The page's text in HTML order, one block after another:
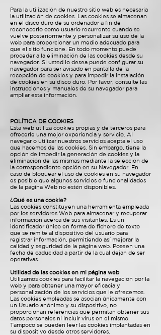
Para la utilización de nuestro sitio web es necesaria
la utilización de cookies. Las cookies se almacenan
en el disco duro de su ordenador a fin de
reconocerlo como usuario recurrente cuando se
vuelve posteriormente y personalizar su uso de la
web para proporcionar un medio adecuado para
que el sitio funcione. En todo momento puede
proceder a la eliminación de las cookies desde su
navegador. Si usted lo desea puede configurar su
navegador para ser avisado en pantalla de la
recepción de cookies y para impedir la instalación
de cookies en su disco duro. Por favor, consulte las
instrucciones y manuales de su navegador para
ampliar esta información.
POLÍTICA DE COOKIES
Esta web utiliza cookies propias y de terceros para
ofrecerle una mejor experiencia y servicio. Al
navegar o utilizar nuestros servicios acepta el uso
que hacemos de las cookies. Sin embargo, tiene la
opción de impedir la generación de cookies y la
eliminación de las mismas mediante la selección de
la correspondiente opción en su Navegador. En
caso de bloquear el uso de cookies en su navegador
es posible que algunos servicios o funcionalidades
de la página Web no estén disponibles.
¿Qué es una cookie?
Las cookies constituyen una herramienta empleada
por los servidores Web para almacenar y recuperar
información acerca de sus visitantes. Es un
identificador único en forma de fichero de texto
que se remite al dispositivo del usuario para
registrar información, permitiendo así mejorar la
calidad y seguridad de la página web. Poseen una
fecha de caducidad a partir de la cual dejan de ser
operativas.
Utilidad de las cookies en mi página web
Utilizamos cookies para facilitar la navegación por la
web y para obtener una mayor eficacia y
personalización de los servicios que le ofrecemos.
Las cookies empleadas se asocian únicamente con
un Usuario anónimo y su dispositivo, no
proporcionan referencias que permitan obtener sus
datos personales ni incluir virus en el mismo.
Tampoco se pueden leer las cookies implantadas en
su dispositivo desde otros servidores.